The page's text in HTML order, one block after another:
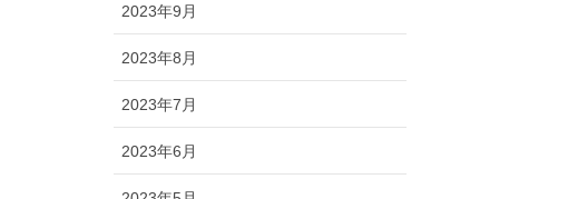
2023年9月
2023年8月
2023年7月
2023年6月